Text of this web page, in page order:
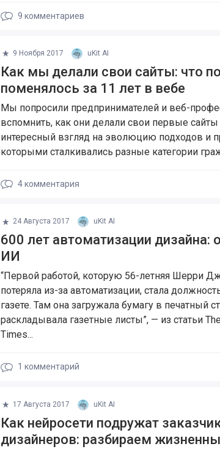
9 комментариев
9 Ноября 2017 uKit AI
Как мы делали свои сайты: что
поменялось за 11 лет в вебе
Мы попросили предпринимателей и веб-
вспомнить, как они делали свои первые
интересный взгляд на эволюцию подходов и
которыми сталкивались разные категории
4комментария
24 Августа 2017 uKit AI
600 лет автоматизации дизайна:
ИИ
“Первой работой, которую 56-летняя Шерри
потеряла из-за автоматизации, стала
газете. Там она загружала бумагу в печатный
раскладывала газетные листы”, — из статьи
Times...
1 комментарий
17 Августа 2017 uKit AI
Как нейросети подружат
дизайнеров: разбираем